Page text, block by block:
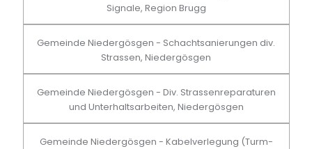
Signale, Region Brugg
Gemeinde Niedergösgen - Schachtsanierungen div.
Strassen, Niedergösgen
Gemeinde Niedergösgen - Div. Strassenreparaturen
und Unterhaltsarbeiten, Niedergösgen
Gemeinde Niedergösgen - Kabelverlegung (Turm-